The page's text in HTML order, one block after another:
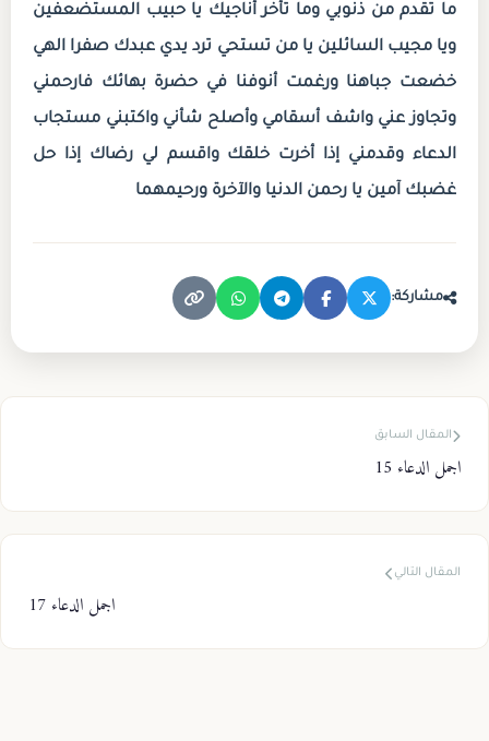
ما تقدم من ذنوبي وما تأخر أناجيك يا حبيب المستضعفين
ويا مجيب السائلين يا من تستحي ترد يدي عبدك صفرا الهي
خضعت جباهنا ورغمت أنوفنا في حضرة بهائك فارحمني
وتجاوز عني واشف أسقامي وأصلح شأني واكتبني مستجاب
الدعاء وقدمني إذا أخرت خلقك واقسم لي رضاك إذا حل
غضبك آمين يا رحمن الدنيا والآخرة ورحيمهما
مشاركة:
المقال السابق
اجمل الدعاء 15
المقال التالي
اجمل الدعاء 17